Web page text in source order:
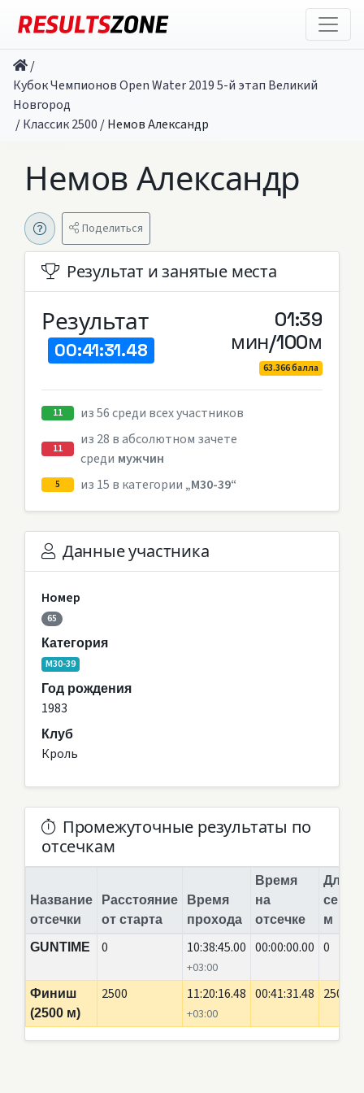
/
Кубок Чемпионов Open Water 2019 5-й этап Великий
Новгород
/Классик 2500 /Немов Александр
Немов Александр
Поделиться
Результат и занятые места
Результат
00:41:31.48
01:39
мин/100м
63.366 балла
11 из 56 среди всех участников
11
из 28 в абсолютном зачете
среди мужчин
5 из 15 в категории „M30-39“
Данные участника
Номер
65
Категория
M30-39
Год рождения
1983
Клуб
Кроль
Промежуточные результаты по
отсечкам
Название
отсечки
Расстояние
от старта
Время
прохода
Время
на
отсечке
Длина
м
GUNTIME
0 10:38:45.00
+03:00
00:00:00.00 0
Финиш
(2500 м)
2500 11:20:16.48
+03:00
00:41:31.48 2500